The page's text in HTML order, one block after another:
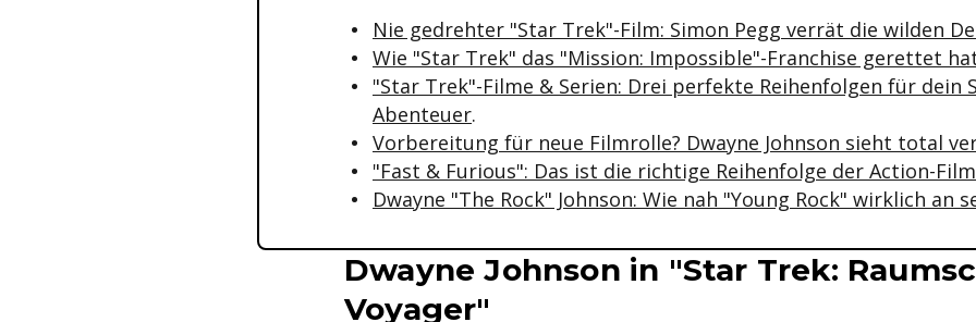
Nie gedrehter "Star Trek"-Film: Simon Pegg verrät die wilden
Wie "Star Trek" das "Mission: Impossible"-Franchise gerettet
"Star Trek"-Filme & Serien: Drei perfekte Reihenfolgen für dein
Abenteuer.
Vorbereitung für neue Filmrolle? Dwayne Johnson sieht total
"Fast & Furious": Das ist die richtige Reihenfolge der Action-
Dwayne "The Rock" Johnson: Wie nah "Young Rock" wirklich an
Dwayne Johnson in "Star Trek:
Voyager"